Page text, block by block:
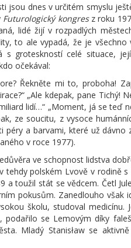
jsou dnes v určitém smyslu
Futurologický kongresz roku
lidé žijí v rozpadlých
to ale vypadá, že je
s groteskností celé situace,
očekával:
Řekněte mi to, proboha!
„Ale kdepak, pane
lidí…“ „Moment, já se teď
ze soucitu, z vysoce
péry a barvami, které už dávno
v roce 1977).
ve schopnost lidstva
tehdy polském Lvově v rodině
a toužil stát se vědcem. Četl
pokusům. Zanedlouho však
školu, studoval medicínu.
podařilo se Lemovým díky
Mladý Stanisław se